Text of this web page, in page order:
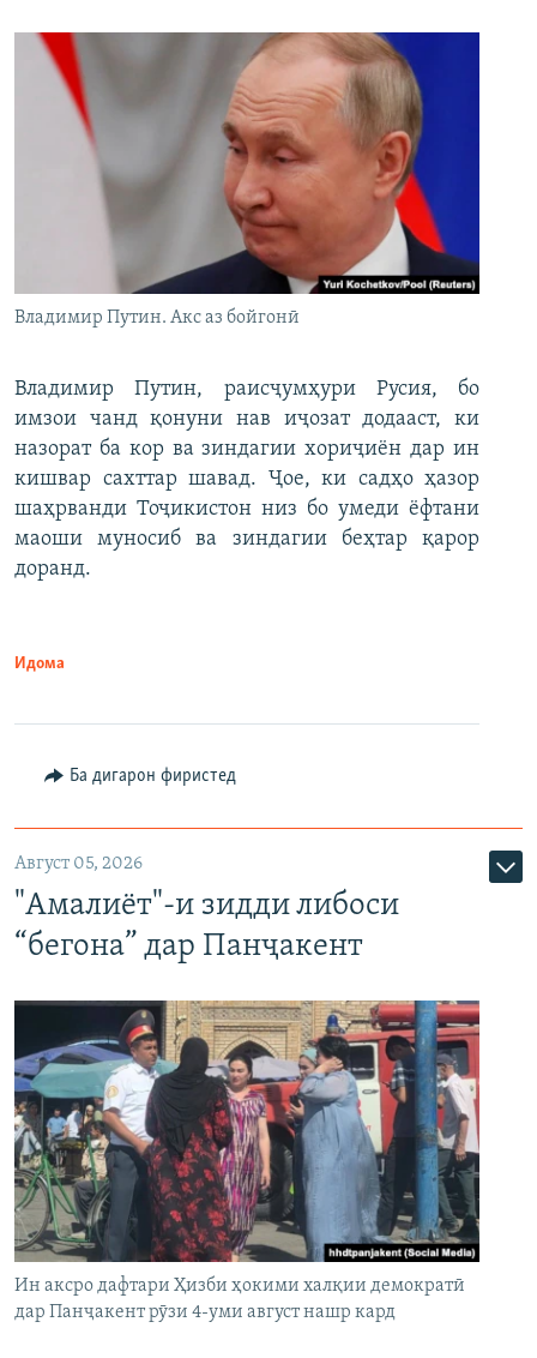
Владимир Путин. Акс аз бойгонӣ
Владимир Путин, раисҷумҳури Русия, бо
имзои чанд қонуни нав иҷозат додааст, ки
назорат ба кор ва зиндагии хориҷиён дар ин
кишвар сахттар шавад. Ҷое, ки садҳо ҳазор
шаҳрванди Тоҷикистон низ бо умеди ёфтани
маоши муносиб ва зиндагии беҳтар қарор
доранд.
Идома
Ба дигарон фиристед
Август 05, 2026
"Амалиёт"-и зидди либоси
“бегона” дар Панҷакент
Ин аксро дафтари Ҳизби ҳокими халқии демократӣ
дар Панҷакент рӯзи 4-уми август нашр кард